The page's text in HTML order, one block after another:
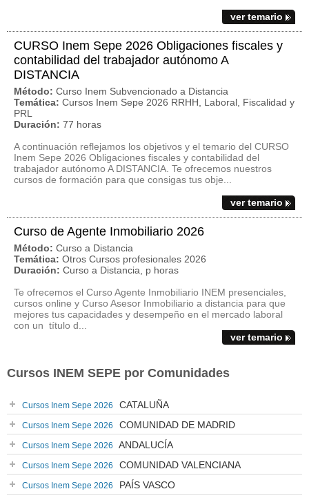
ver temario
CURSO Inem Sepe 2026 Obligaciones fiscales y
contabilidad del trabajador autónomo A
DISTANCIA
Método: Curso Inem Subvencionado a Distancia
Temática: Cursos Inem Sepe 2026 RRHH, Laboral, Fiscalidad y
PRL
Duración: 77 horas
A continuación reflejamos los objetivos y el temario del CURSO
Inem Sepe 2026 Obligaciones fiscales y contabilidad del
trabajador autónomo A DISTANCIA. Te ofrecemos nuestros
cursos de formación para que consigas tus obje...
ver temario
Curso de Agente Inmobiliario 2026
Método: Curso a Distancia
Temática: Otros Cursos profesionales 2026
Duración: Curso a Distancia, p horas
Te ofrecemos el Curso Agente Inmobiliario INEM presenciales,
cursos online y Curso Asesor Inmobiliario a distancia para que
mejores tus capacidades y desempeño en el mercado laboral
con un título d...
ver temario
Cursos INEM SEPE por Comunidades
Cursos Inem Sepe 2026 CATALUÑA
Cursos Inem Sepe 2026 COMUNIDAD DE MADRID
Cursos Inem Sepe 2026 ANDALUCÍA
Cursos Inem Sepe 2026 COMUNIDAD VALENCIANA
Cursos Inem Sepe 2026 PAÍS VASCO